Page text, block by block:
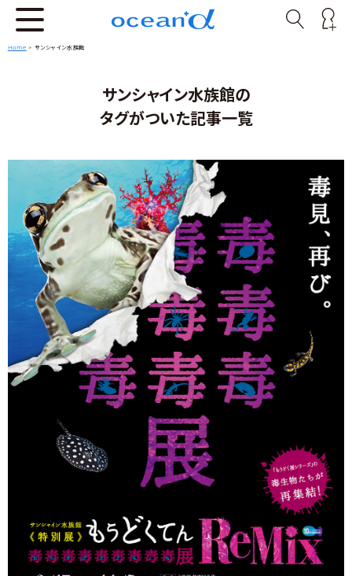
Home > サンシャイン水族館
サンシャイン水族館の
タグがついた記事一覧